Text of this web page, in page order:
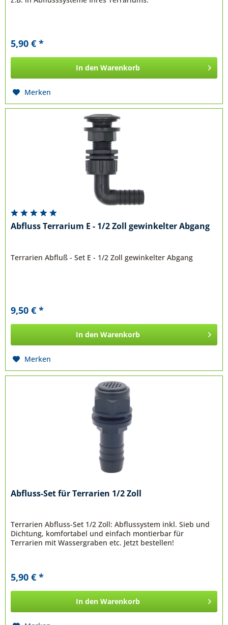
5,90 € *
In den Warenkorb
Merken
Abfluss Terrarium E - 1/2 Zoll gewinkelter Abgang
Terrarien Abfluß - Set E - 1/2 Zoll gewinkelter Abgang
9,50 € *
In den Warenkorb
Merken
Abfluss-Set für Terrarien 1/2 Zoll
Terrarien Abfluss-Set 1/2 Zoll: Abflussystem inkl. Sieb und
Dichtung, komfortabel und einfach montierbar für
Terrarien mit Wassergraben etc. Jetzt bestellen!
5,90 € *
In den Warenkorb